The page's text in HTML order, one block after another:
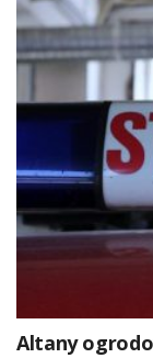
Altany